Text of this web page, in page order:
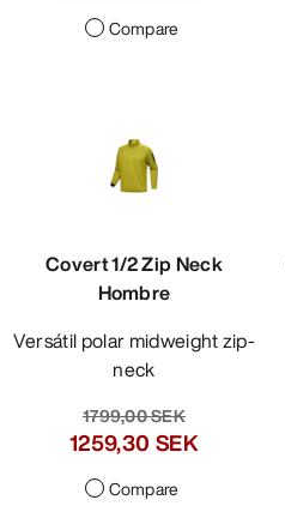
Compare
Covert 1/2 Zip Neck
Hombre
Versátil polar midweight zip-
neck
1799,00 SEK
1259,30 SEK
Compare